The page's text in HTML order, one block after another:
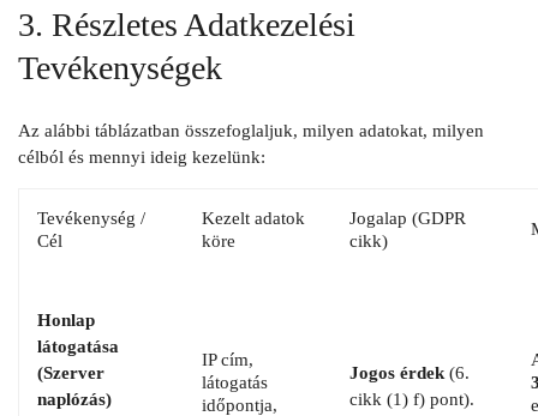
3. Részletes Adatkezelési
Tevékenységek
Az alábbi táblázatban összefoglaljuk, milyen adatokat, milyen
célból és mennyi ideig kezelünk:
Tevékenység /
Cél
Kezelt adatok
köre
Jogalap (GDPR
cikk)
Honlap
látogatása
(Szerver
naplózás)
IP cím,
látogatás
időpontja,
Jogos érdek (6.
cikk (1) f) pont).